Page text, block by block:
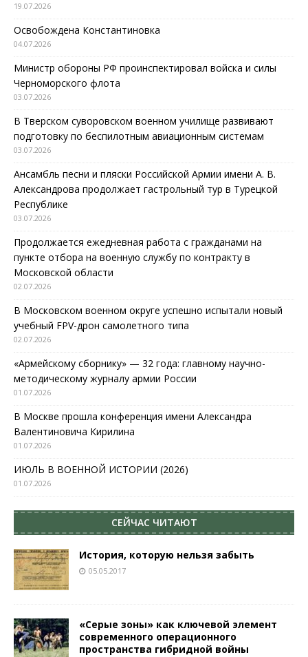
19.07.2026
Освобождена Константиновка
04.07.2026
Министр обороны РФ проинспектировал войска и силы
Черноморского флота
03.07.2026
В Тверском суворовском военном училище развивают
подготовку по беспилотным авиационным системам
03.07.2026
Ансамбль песни и пляски Российской Армии имени А. В.
Александрова продолжает гастрольный тур в Турецкой
Республике
03.07.2026
Продолжается ежедневная работа с гражданами на
пункте отбора на военную службу по контракту в
Московской области
02.07.2026
В Московском военном округе успешно испытали новый
учебный FPV-дрон самолетного типа
02.07.2026
«Армейскому сборнику» — 32 года: главному научно-
методическому журналу армии России
01.07.2026
В Москве прошла конференция имени Александра
Валентиновича Кирилина
01.07.2026
ИЮЛЬ В ВОЕННОЙ ИСТОРИИ (2026)
01.07.2026
СЕЙЧАС ЧИТАЮТ
История, которую нельзя забыть
05.05.2017
«Серые зоны» как ключевой элемент
современного операционного
пространства гибридной войны